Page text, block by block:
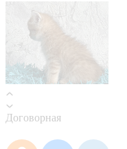
Договорная